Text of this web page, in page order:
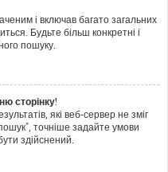
і включав багато загальних
Будьте більш конкретні і
пошуку.
сторінку!
які веб-сервер не зміг
точніше задайте умови
здійснений.